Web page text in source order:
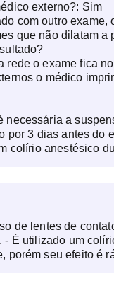
externo?: Sim
com outro exame,
que não dilatam a
rede o exame fica
o médico
necessária a
por 3 dias antes do
colírio anestésico
de lentes de
- É utilizado um
porém seu efeito é